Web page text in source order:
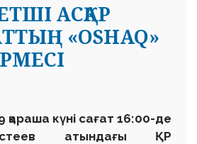
АСҚАР
«OSHAQ»
күні сағат 16:00-де
атындағы ҚР